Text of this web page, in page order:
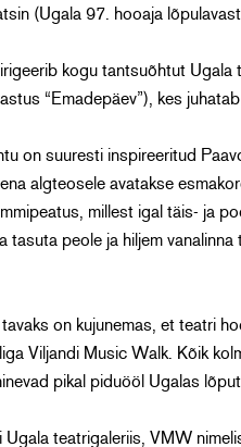
(Ugala 97. hooaja
kogu tantsuõhtut Ugala
“Emadepäev”), kes
on suuresti inspireeritud
algteosele avatakse
millest igal täis- ja
tasuta peole ja hiljem
on kujunemas, et teatri
Viljandi Music Walk. Kõik
pikal piduööl Ugalas
Ugala teatrigaleriis, VMW